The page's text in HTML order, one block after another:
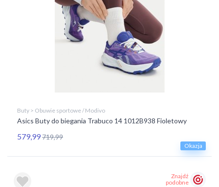
Okazja
Buty > Obuwie sportowe / Modivo
Asics Buty do biegania Trabuco 14 1012B938 Fioletowy
579,99719,99
Znajdź
podobne